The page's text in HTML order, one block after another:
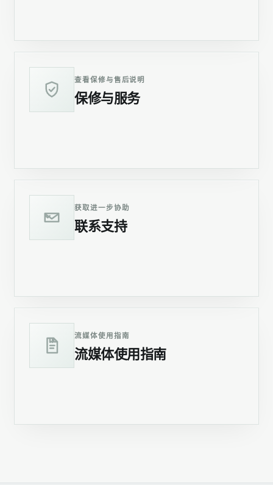
查看保修与售后说明
保修与服务
获取进一步协助
联系支持
流媒体使用指南
流媒体使用指南